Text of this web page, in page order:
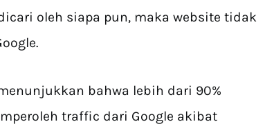
oleh siapa pun, maka website tidak
bahwa lebih dari 90%
traffic dari Google akibat